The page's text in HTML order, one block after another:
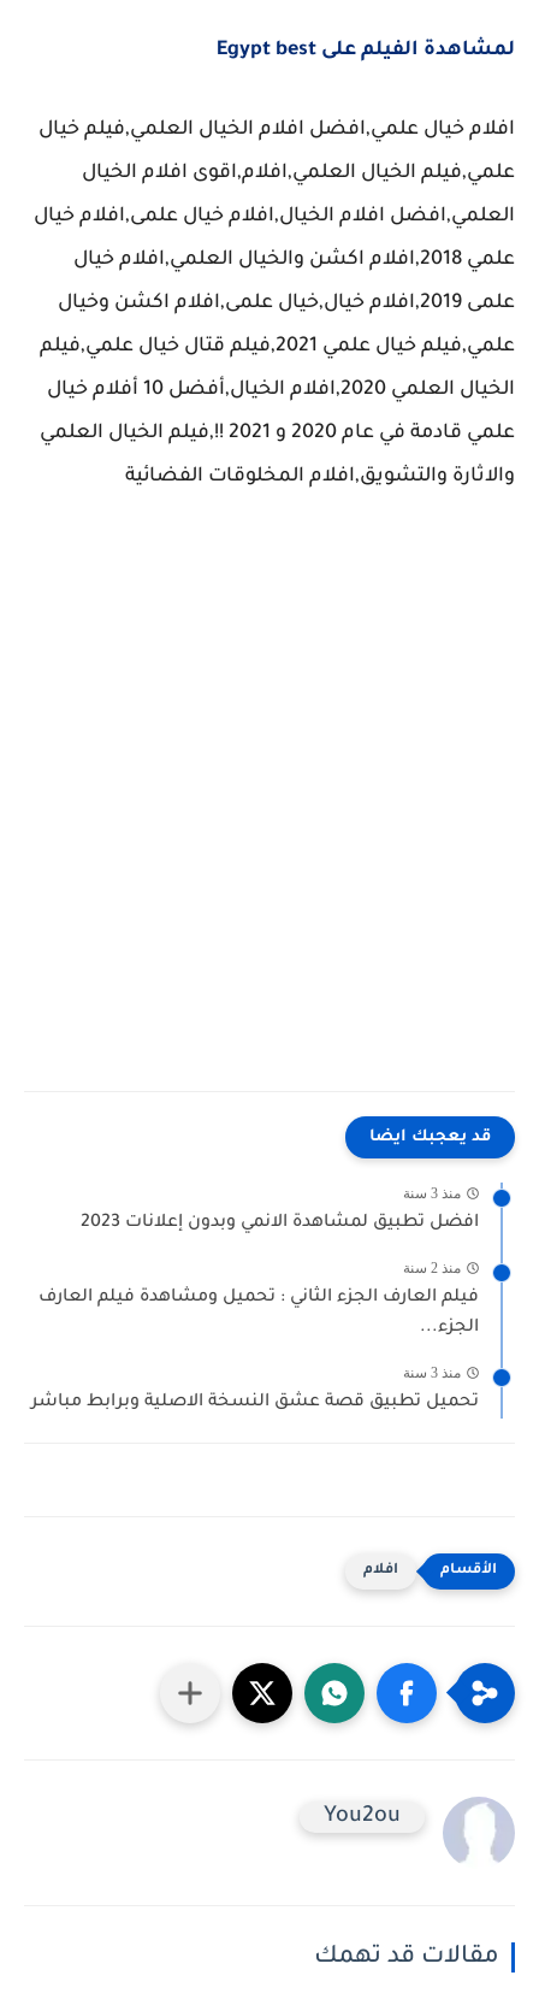
لمشاهدة الفيلم على Egypt best
افلام خيال علمي,افضل افلام الخيال العلمي,فيلم خيال
علمي,فيلم الخيال العلمي,افلام,اقوى افلام الخيال
العلمي,افضل افلام الخيال,افلام خيال علمى,افلام خيال
علمي 2018,افلام اكشن والخيال العلمي,افلام خيال
علمى 2019,افلام خيال,خيال علمى,افلام اكشن وخيال
علمي,فيلم خيال علمي 2021,فيلم قتال خيال علمي,فيلم
الخيال العلمي 2020,افلام الخيال,أفضل 10 أفلام خيال
علمي قادمة في عام 2020 و 2021 !!,فيلم الخيال العلمي
والاثارة والتشويق,افلام المخلوقات الفضائية
قد يعجبك ايضا
منذ 3 سنة
افضل تطبيق لمشاهدة الانمي وبدون إعلانات 2023
منذ 2 سنة
فيلم العارف الجزء الثاني : تحميل ومشاهدة فيلم العارف
الجزء...
منذ 3 سنة
تحميل تطبيق قصة عشق النسخة الاصلية وبرابط مباشر
افلام
You2ou
مقالات قد تهمك